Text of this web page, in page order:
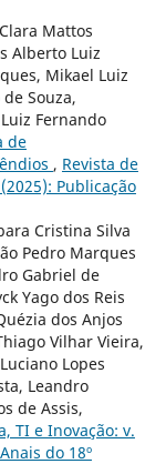
Mattos
Alberto Luiz
Mikael Luiz
Souza,
Fernando
de
, Revista de
Publicação
Cristina Silva
Pedro Marques
Gabriel de
Yago dos Reis
dos Anjos
Vilhar Vieira,
Lopes
Leandro
de Assis,
TI e Inovação: v.
do 18º